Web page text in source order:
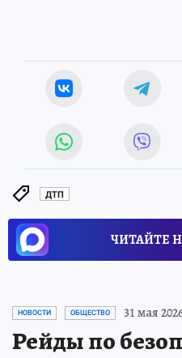
ДТП
ЧИТАЙТЕ
НОВОСТИ ОБЩЕСТВО 31 мая
Рейды по